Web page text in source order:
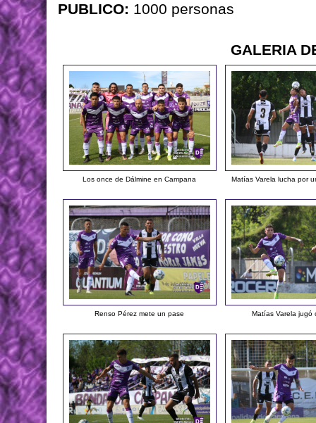
PUBLICO: 1000 personas
GALERIA
Los once de Dálmine en Campana Matías Varela lucha por
Renso Pérez mete un pase Matías Varela jugó